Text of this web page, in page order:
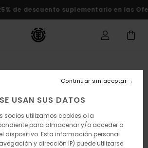
25% de descuento suplementario en las
USAN SUS DATOS
socios utilizamos cookies o la
para almacenar y/o acceder a
dispositivo. Esta información personal
y dirección IP) puede utilizarse
Continuar sin aceptar